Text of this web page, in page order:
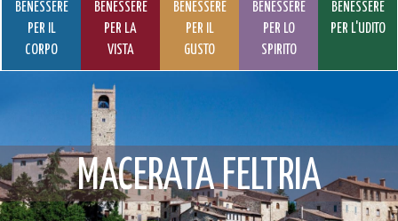
BENESSERE
PER IL
CORPO
BENESSERE
PER LA
VISTA
BENESSERE
PER IL
GUSTO
BENESSERE
PER LO
SPIRITO
BENESSERE
PER L'UDITO
MACERATA FELTRIA